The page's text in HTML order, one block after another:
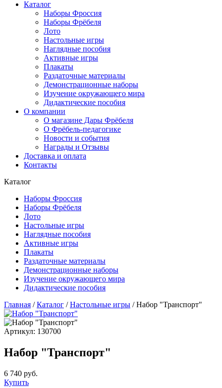
Каталог
Наборы Фроссия
Наборы Фрёбеля
Лото
Настольные игры
Наглядные пособия
Активные игры
Плакаты
Раздаточные материалы
Демонстрационные наборы
Изучение окружающего мира
Дидактические пособия
О компании
О магазине Дары Фрёбеля
О Фрёбель-педагогике
Новости и события
Награды и Отзывы
Доставка и оплата
Контакты
Каталог
Наборы Фроссия
Наборы Фрёбеля
Лото
Настольные игры
Наглядные пособия
Активные игры
Плакаты
Раздаточные материалы
Демонстрационные наборы
Изучение окружающего мира
Дидактические пособия
Главная /Каталог /Настольные игры /Набор "Транспорт"
Артикул: 130700
Набор "Транспорт"
6 740 руб.
Купить